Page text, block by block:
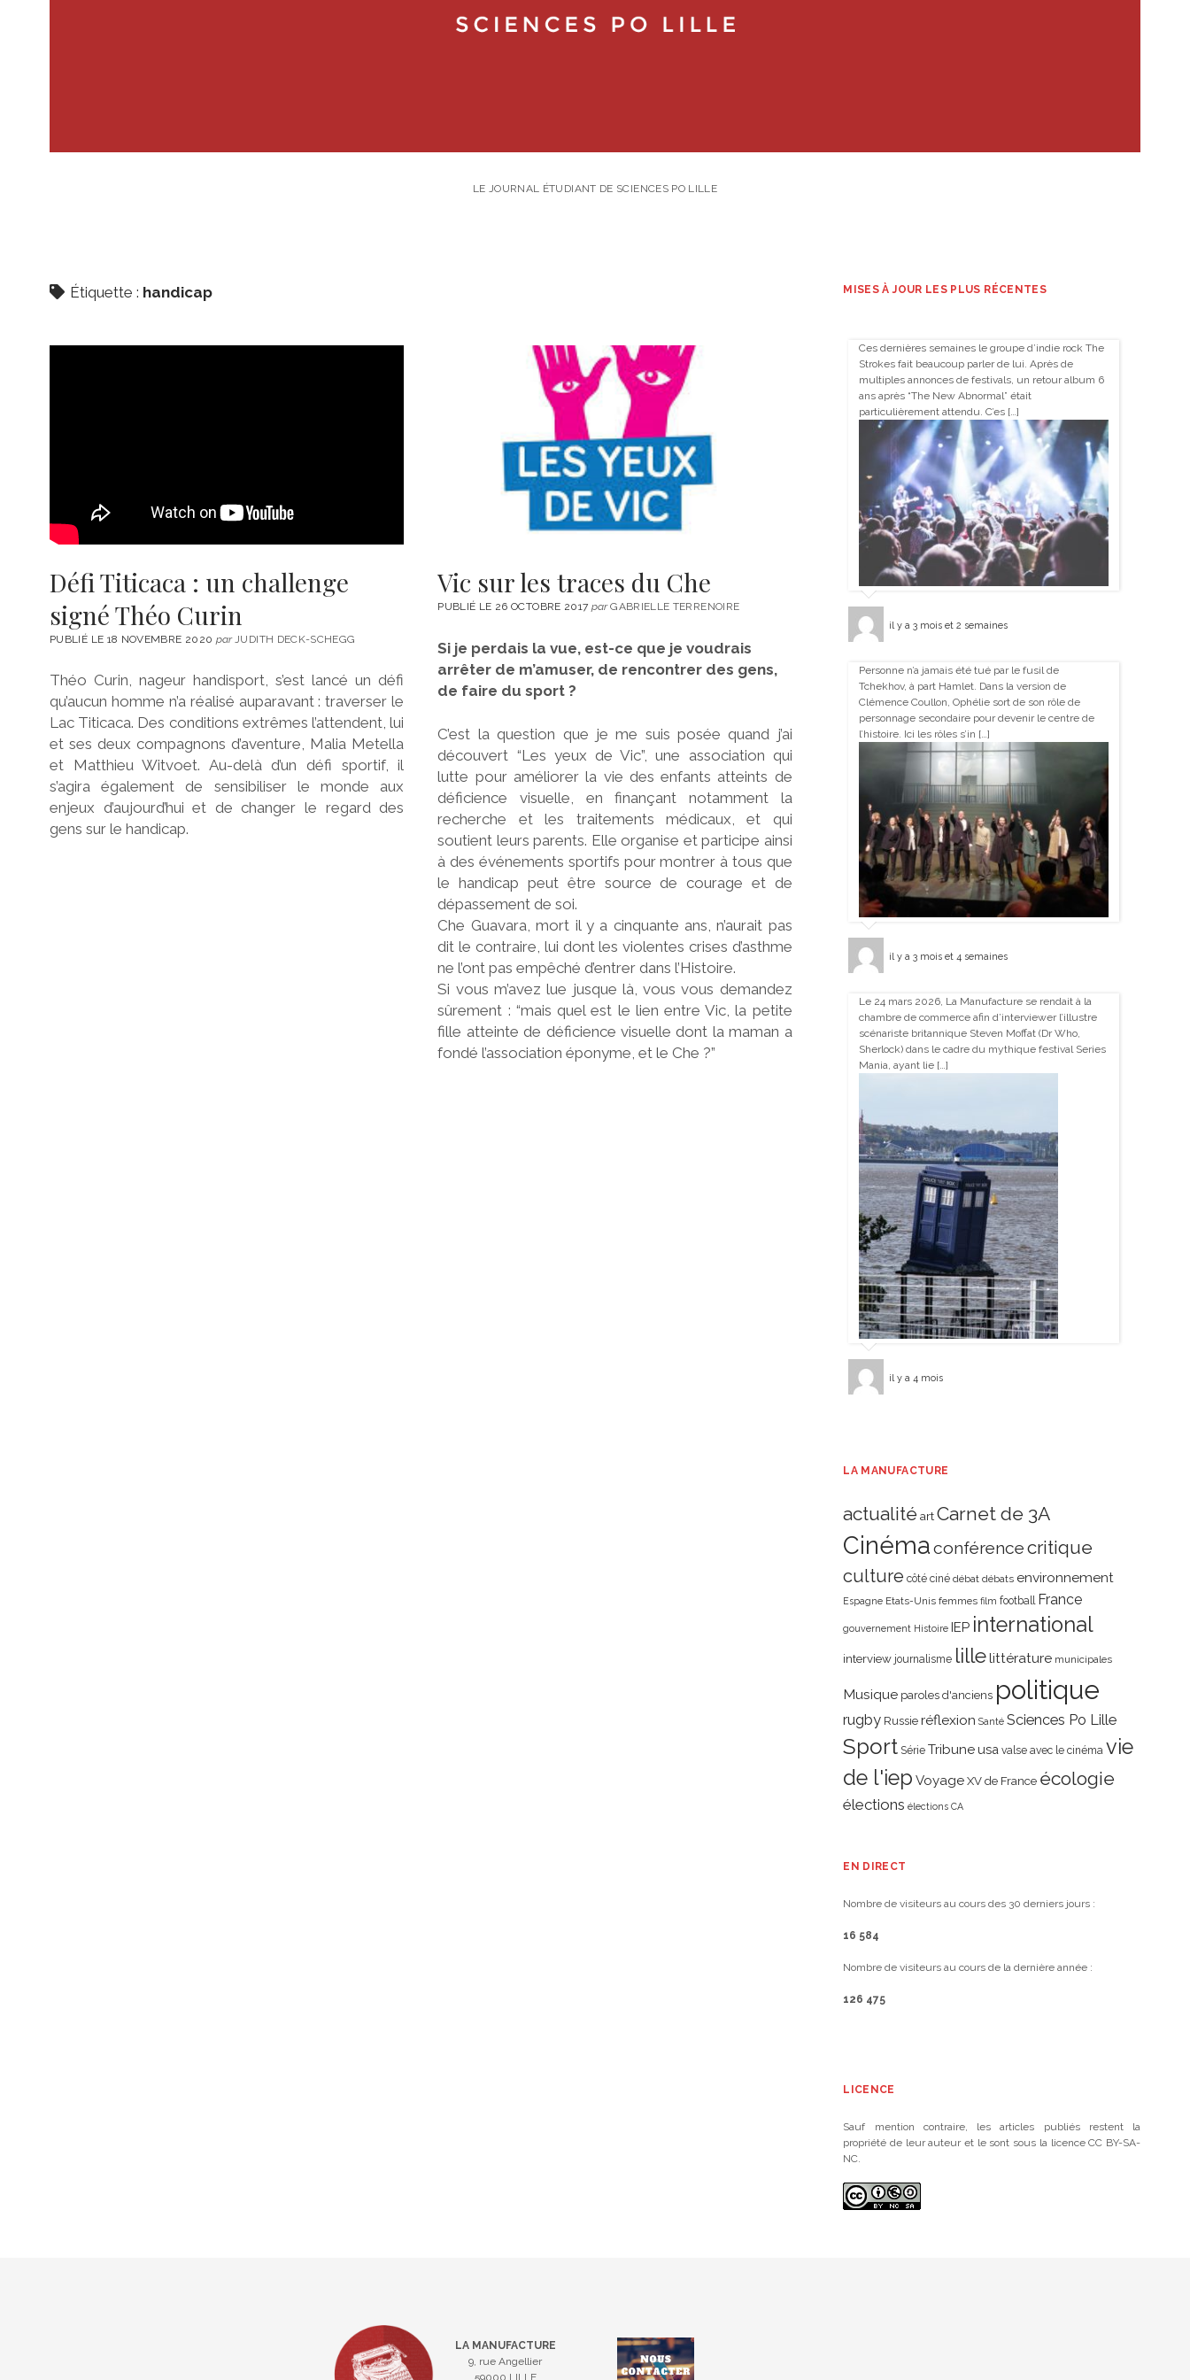
LE JOURNAL ÉTUDIANT DE SCIENCES PO LILLE
Étiquette : handicap
Défi Titicaca : un challenge
signé Théo Curin
PUBLIÉ LE 18 NOVEMBRE 2020 parJUDITH DECK-SCHEGG
Théo Curin, nageur handisport, s’est lancé un défi
qu’aucun homme n’a réalisé auparavant : traverser le
Lac Titicaca. Des conditions extrêmes l’attendent, lui
et ses deux compagnons d’aventure, Malia Metella
et Matthieu Witvoet. Au-delà d’un défi sportif, il
s’agira également de sensibiliser le monde aux
enjeux d’aujourd’hui et de changer le regard des
gens sur le handicap.
Vic sur les traces du Che
PUBLIÉ LE 26 OCTOBRE 2017 parGABRIELLE TERRENOIRE
Si je perdais la vue, est-ce que je voudrais
arrêter de m’amuser, de rencontrer des gens,
de faire du sport ?
C’est la question que je me suis posée quand j’ai
découvert “Les yeux de Vic”, une association qui
lutte pour améliorer la vie des enfants atteints de
déficience visuelle, en finançant notamment la
recherche et les traitements médicaux, et qui
soutient leurs parents. Elle organise et participe ainsi
à des événements sportifs pour montrer à tous que
le handicap peut être source de courage et de
dépassement de soi.
Che Guavara, mort il y a cinquante ans, n’aurait pas
dit le contraire, lui dont les violentes crises d’asthme
ne l’ont pas empêché d’entrer dans l’Histoire.
Si vous m’avez lue jusque là, vous vous demandez
sûrement : “mais quel est le lien entre Vic, la petite
fille atteinte de déficience visuelle dont la maman a
fondé l’association éponyme, et le Che ?”
MISES À JOUR LES PLUS RÉCENTES
Ces dernières semaines le groupe d’indie rock The
Strokes fait beaucoup parler de lui. Après de
multiples annonces de festivals, un retour album 6
ans après “The New Abnormal” était
particulièrement attendu. C’es […]
il y a 3 mois et 2 semaines
Personne n’a jamais été tué par le fusil de
Tchekhov, à part Hamlet. Dans la version de
Clémence Coullon, Ophélie sort de son rôle de
personnage secondaire pour devenir le centre de
l’histoire. Ici les rôles s’in […]
il y a 3 mois et 4 semaines
Le 24 mars 2026, La Manufacture se rendait à la
chambre de commerce afin d’interviewer l’illustre
scénariste britannique Steven Moffat (Dr Who,
Sherlock) dans le cadre du mythique festival Series
Mania, ayant lie […]
il y a 4 mois
LA MANUFACTURE
actualité art Carnet de 3A
Cinémaconférencecritique
culture côté ciné débat débats environnement
Espagne Etats-Unis femmes film football France
gouvernement Histoire IEP international
interview journalisme lillelittérature municipales
Musique paroles d'anciens politique
rugby Russie réflexion Santé Sciences Po Lille
Sport Série Tribune usa valse avec le cinéma vie
de l'iep Voyage XV de France écologie
élections élections CA
EN DIRECT
Nombre de visiteurs au cours des 30 derniers jours :
16 584
Nombre de visiteurs au cours de la dernière année :
126 475
LICENCE
Sauf mention contraire, les articles publiés restent la
propriété de leur auteur et le sont sous la licence CC BY-SA-
NC.
LA MANUFACTURE
9, rue Angellier
59000 LILLE